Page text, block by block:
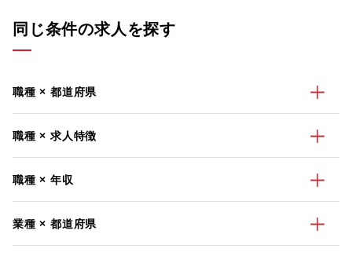
同じ条件の求人を探す
職種 × 都道府県
職種 × 求人特徴
職種 × 年収
業種 × 都道府県